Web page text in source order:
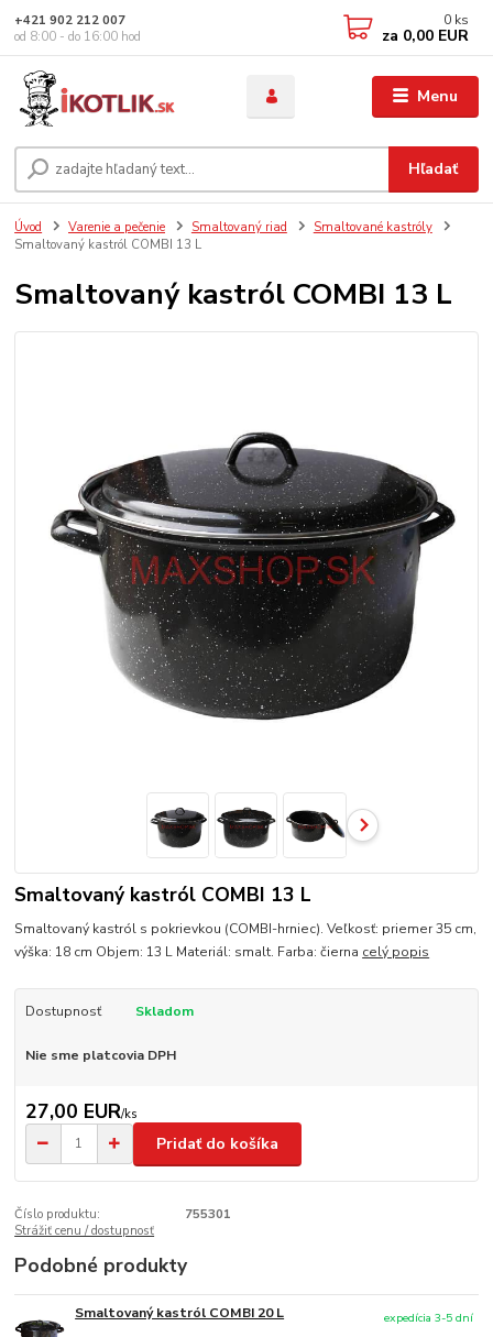
Menu
Hľadať
+421 902 212 007
od 8:00 - do 16:00 hod
0 ks
za 0,00 EUR
Úvod Varenie a pečenie Smaltovaný riad
Smaltované kastróly
Smaltovaný kastról COMBI 13 L
Smaltovaný kastról COMBI 13 L
Smaltovaný kastról COMBI 13 L
Smaltovaný kastról s pokrievkou (COMBI-hrniec). Veľkosť: priemer 35 cm,
výška: 18 cm Objem: 13 L Materiál: smalt. Farba: čierna celý popis
Dostupnosť Skladom
Nie sme platcovia DPH
27,00 EUR/ks
Pridať do košíka
Číslo produktu:
755301
Strážiť cenu / dostupnosť
Podobné produkty
Smaltovaný kastról COMBI 20 L
expedícia 3-5 dní